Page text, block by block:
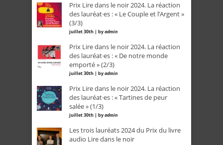
Prix Lire dans le noir 2024. La réaction
des lauréat·es : « Le Couple et l’Argent »
(3/3)
juillet 30th | byadmin
Prix Lire dans le noir 2024. La réaction
des lauréat·es : « De notre monde
emporté » (2/3)
juillet 30th | byadmin
Prix Lire dans le noir 2024. La réaction
des lauréat·es : « Tartines de peur
salée » (1/3)
juillet 30th | byadmin
Les trois lauréats 2024 du Prix du livre
audio Lire dans le noir